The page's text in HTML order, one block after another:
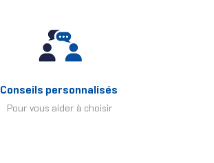
Conseils personnalisés
Pour vous aider à choisir